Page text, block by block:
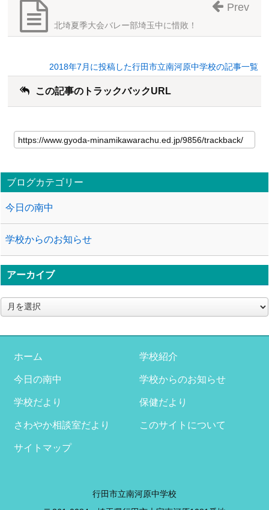
北埼夏季大会バレー部埼玉中に惜敗！
Prev
2018年7月に投稿した行田市立南河原中学校の記事一覧
この記事のトラックバックURL
ブログカテゴリー
今日の南中
学校からのお知らせ
アーカイブ
ア
ー
イ
ホーム 学校紹介
今日の南中 学校からのお知らせ
学校だより 保健だより
さわやか相談室だより このサイトについて
サイトマップ
行田市立南河原中学校